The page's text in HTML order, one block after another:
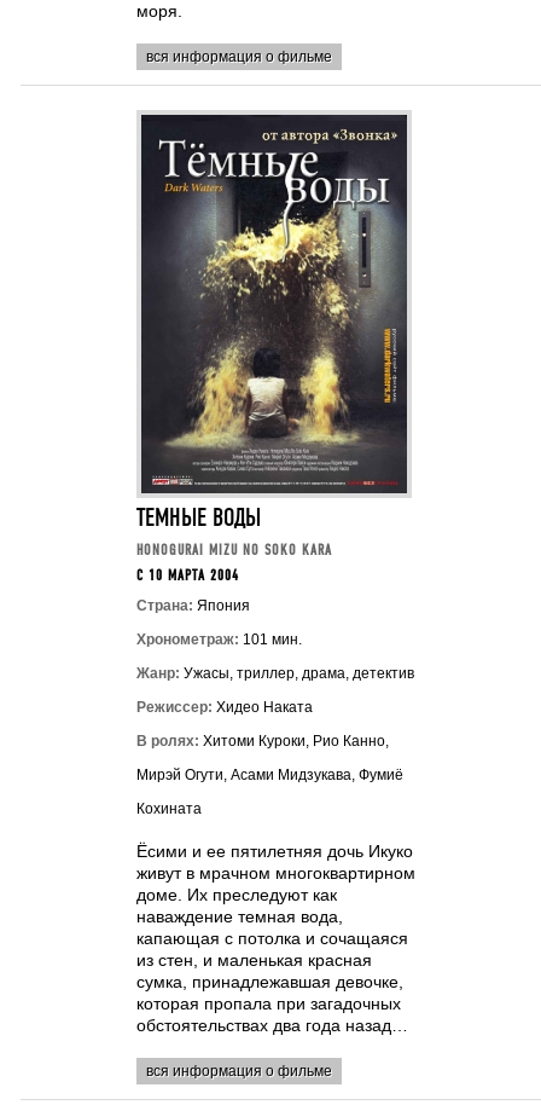
моря.
вся информация о фильме
ТЕМНЫЕ ВОДЫ
HONOGURAI MIZU NO SOKO KARA
C 10 МАРТА 2004
Страна: Япония
Хронометраж: 101 мин.
Жанр: Ужасы, триллер, драма, детектив
Режиссер: Хидео Наката
В ролях: Хитоми Куроки, Рио Канно,
Мирэй Огути, Асами Мидзукава, Фумиё
Кохината
Ёсими и ее пятилетняя дочь Икуко
живут в мрачном многоквартирном
доме. Их преследуют как
наваждение темная вода,
капающая с потолка и сочащаяся
из стен, и маленькая красная
сумка, принадлежавшая девочке,
которая пропала при загадочных
обстоятельствах два года назад…
вся информация о фильме